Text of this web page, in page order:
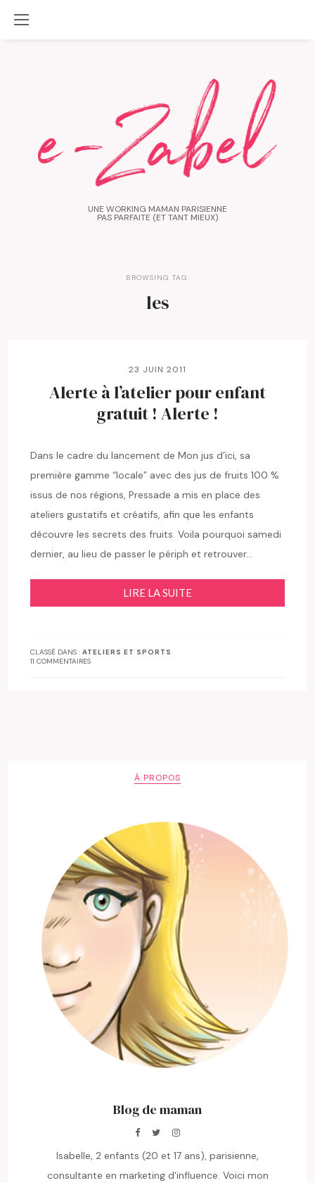
UNE WORKING MAMAN PARISIENNE
PAS PARFAITE (ET TANT MIEUX)
BROWSING TAG:
les
23 JUIN 2011
Alerte à l’atelier pour enfant
gratuit ! Alerte !
Dans le cadre du lancement de Mon jus d’ici, sa
première gamme “locale” avec des jus de fruits 100 %
issus de nos régions, Pressade a mis en place des
ateliers gustatifs et créatifs, afin que les enfants
découvre les secrets des fruits. Voila pourquoi samedi
dernier, au lieu de passer le périph et retrouver…
LIRE LA SUITE
CLASSÉ DANS :ATELIERS ET SPORTS
11 COMMENTAIRES
À PROPOS
Blog de maman
Isabelle, 2 enfants (20 et 17 ans), parisienne,
consultante en marketing d'influence. Voici mon